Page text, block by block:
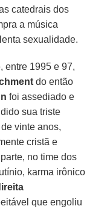
catedrais dos
a música
sexualidade.
entre 1995 e 97,
do então
foi assediado e
sua triste
vinte anos,
cristã e
no time dos
karma irônico
que engoliu